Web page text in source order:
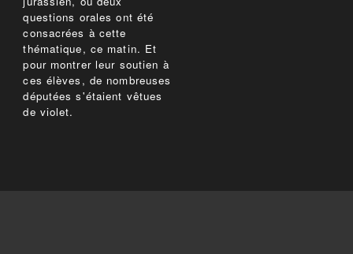
questions orales ont été
consacrées à cette
thématique, ce matin. Et
pour montrer leur soutien à
ces élèves, de nombreuses
députées s'étaient vêtues
de violet.